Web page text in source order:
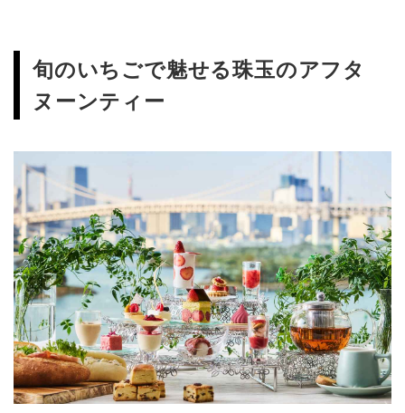
旬のいちごで魅せる珠玉のアフタ
ヌーンティー